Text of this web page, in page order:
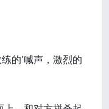
的'喊声，激烈的